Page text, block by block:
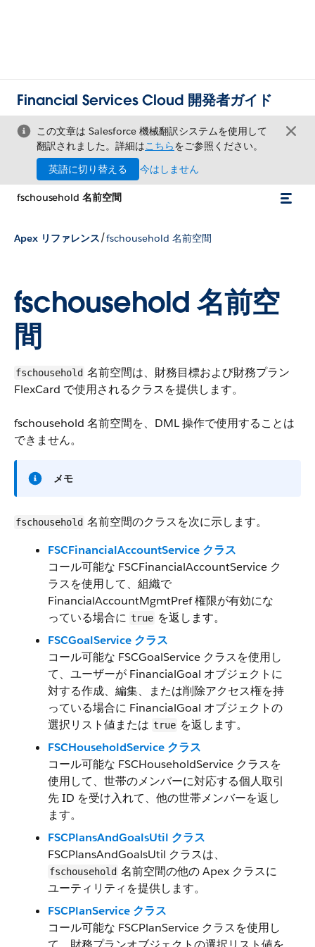
Financial Services Cloud 開発者ガイド
この文章は Salesforce 機械翻訳システムを使用して
翻訳されました。詳細はこちらをご参照ください。
英語に切り替える
今はしません
fschousehold 名前空間
Apex リファレンス/fschousehold 名前空間
fschousehold 名前空
間
fschousehold 名前空間は、財務目標および財務プラン
FlexCard で使用されるクラスを提供します。
fschousehold 名前空間を、DML 操作で使用することは
できません。
メモ
fschousehold 名前空間のクラスを次に示します。
FSCFinancialAccountService クラス
コール可能な FSCFinancialAccountService ク
ラスを使用して、組織で
FinancialAccountMgmtPref 権限が有効にな
っている場合に true を返します。
FSCGoalService クラス
コール可能な FSCGoalService クラスを使用し
て、ユーザーが FinancialGoal オブジェクトに
対する作成、編集、または削除アクセス権を持
っている場合に FinancialGoal オブジェクトの
選択リスト値または true を返します。
FSCHouseholdService クラス
コール可能な FSCHouseholdService クラスを
使用して、世帯のメンバーに対応する個人取引
先 ID を受け入れて、他の世帯メンバーを返し
ます。
FSCPlansAndGoalsUtil クラス
FSCPlansAndGoalsUtil クラスは、
fschousehold 名前空間の他の Apex クラスに
ユーティリティを提供します。
FSCPlanService クラス
コール可能な FSCPlanService クラスを使用し